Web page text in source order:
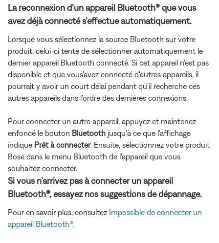
La reconnexion d’un appareil Bluetooth® que vous
avez déjà connecté s’effectue automatiquement.
Lorsque vous sélectionnez la source Bluetooth sur votre
produit, celui-ci tente de sélectionner automatiquement le
dernier appareil Bluetooth connecté. Si cet appareil n'est pas
disponible et que vous'avez connecté d'autres appareils, il
pourrait y avoir un court délai pendant qu'il recherche ces
autres appareils dans l'ordre des dernières connexions.
Pour connecter un autre appareil, appuyez et maintenez
enfoncé le bouton Bluetooth jusqu'à ce que l'affichage
indique Prêt à connecter. Ensuite, sélectionnez votre produit
Bose dans le menu Bluetooth de l'appareil que vous
souhaitez connecter.
Si vous n’arrivez pas à connecter un appareil
Bluetooth®, essayez nos suggestions de dépannage.
Pour en savoir plus, consultez Impossible de connecter un
appareil Bluetooth®.